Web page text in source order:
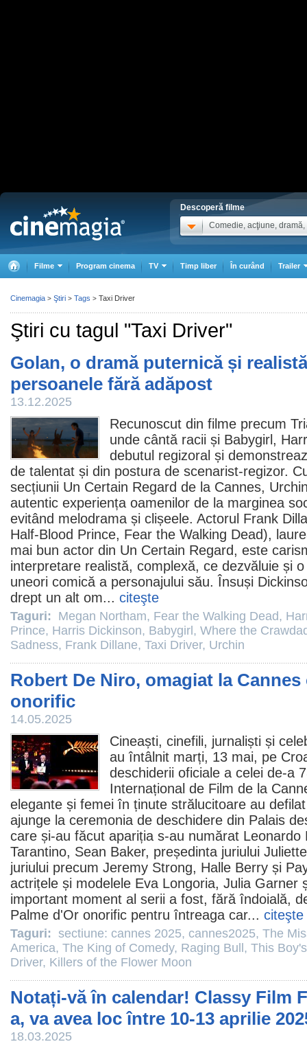
Descoperă filme
Comedie, acţiune, dramă,
Filme Program cinema TV Timp liber În curând Trailer
Ştiri cu tagul "Taxi Driver"
Golan, o dramă puternică și
persoanele fără adăpost
13.12.2025
Recunoscut din filme precum
unde cântă racii și Babygirl ,
debutul regizoral și
de talentat și din postura de scenarist-regizor.
secțiunii Un Certain Regard de la Cannes,
autentic experiența oamenilor de la marginea
evitând melodrama și clișeele. Actorul Frank
Half-Blood Prince, Fear the Walking Dead),
mai bun actor din Un Certain Regard, este
interpretare realistă, complexă, ce dezvăluie și
uneori comică a personajului său. Însuși
drept un alt om... citeşte
Taguri: Megan Northam, Fear the Walking Dead,
Prince, Harris Dickinson, Babygirl , Where the
Sadness, Frank Dillane, Taxi Driver, Urchin
Robert De Niro, omagiat la
onorific
14.05.2025
Cineaști, cinefili, jurnaliști și
au întâlnit marți, 13 mai, pe
deschiderii oficiale a celei de-a
Internațional de Film de la
elegante și femei în ținute strălucitoare au
ajunge la ceremonia de deschidere din Palais
care și-au făcut apariția s-au numărat Leonardo
Tarantino, Sean Baker, președinta juriului
juriului precum Jeremy Strong, Halle Berry și
actrițele și modelele Eva Longoria, Julia Garner
important moment al serii a fost, fără îndoială,
Palme d'Or onorific pentru întreaga car... citeşte
Taguri: sectiune: cannes 2025, cannes2025, The
America, The King of Comedy, Raging Bull , This
Driver, Killers of the Flower Moon
Notați-vă în calendar! Classy Film
a, va avea loc între 10-13 aprilie
18.03.2025
Cinemagia > Ştiri > Tags > Taxi Driver